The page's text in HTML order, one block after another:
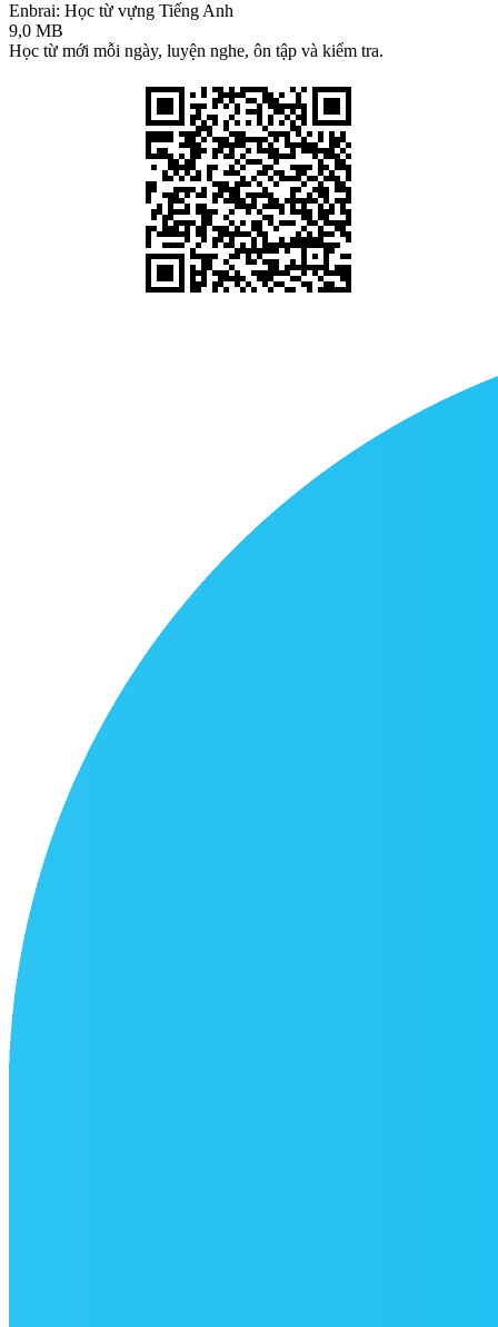
Enbrai: Học từ vựng Tiếng Anh
9,0 MB
Học từ mới mỗi ngày, luyện nghe, ôn tập và kiểm tra.